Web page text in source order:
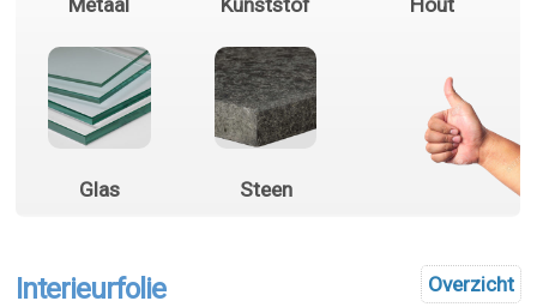
Glas Steen
Overzicht
Interieurfolie